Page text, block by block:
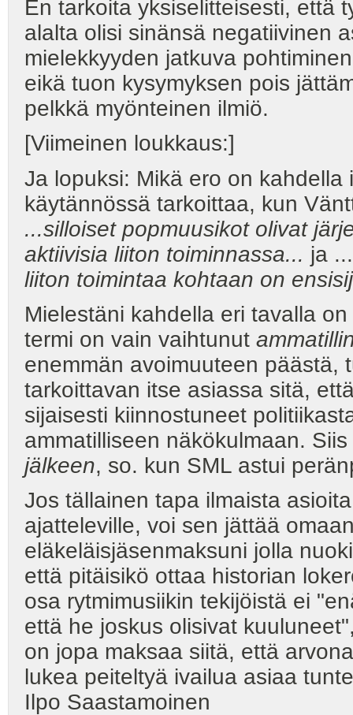
En tarkoita yksiselitteisesti, että
alalta olisi sinänsä negatiivinen
mielekkyyden jatkuva
eikä tuon kysymyksen pois
pelkkä myönteinen ilmiö.
[Viimeinen loukkaus:]
Ja lopuksi: Mikä ero on
käytännössä tarkoittaa, kun
...silloiset popmuusikot olivat
aktiivisia liiton toiminnassa... ja ...
liiton toimintaa kohtaan on
Mielestäni kahdella eri tavalla
termi on vain vaihtunut
enemmän avoimuuteen päästä,
tarkoittavan itse asiassa sitä,
sijaisesti kiinnostuneet
ammatilliseen näkökulmaan.
jälkeen, so. kun SML astui
Jos tällainen tapa ilmaista
ajatteleville, voi sen jättää
eläkeläisjäsenmaksuni jolla
että pitäisikö ottaa historian
osa rytmimusiikin tekijöistä ei
että he joskus olisivat
on jopa maksaa siitä, että
lukea peiteltyä ivailua asiaa
Ilpo Saastamoinen